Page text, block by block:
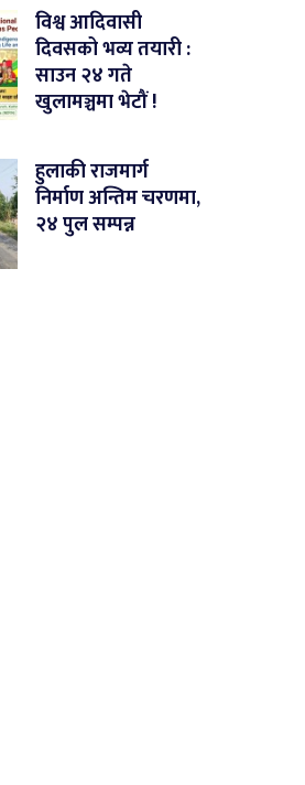
विश्व आदिवासी
दिवसको भव्य तयारी :
साउन २४ गते
खुलामञ्चमा भेटौं !
हुलाकी राजमार्ग
निर्माण अन्तिम चरणमा,
२४ पुल सम्पन्न